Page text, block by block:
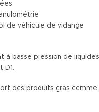
de véhicule de vidange
à basse pression de liquides
D1.
des produits gras comme